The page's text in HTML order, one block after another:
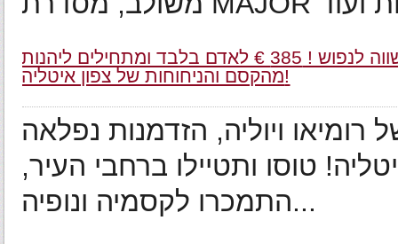
חבילה מושלמת בורונה ! טיסה + רכב ל-7 ימים במחיר ששווה לנפוש ! 385 € לאדם בלבד ומתחילים ליהנות
מהקסם והניחוחות של צפון איטליה!
ויוליה, הזדמנות נפלאה
טוסו ותטיילו ברחבי העיר,
התמכרו לקסמיה ונופיה...